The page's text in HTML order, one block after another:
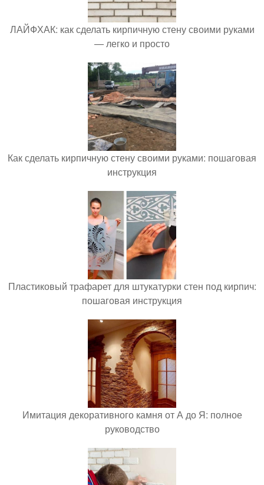
ЛАЙФХАК: как сделать кирпичную стену своими руками
— легко и просто
Как сделать кирпичную стену своими руками: пошаговая
инструкция
Пластиковый трафарет для штукатурки стен под кирпич:
пошаговая инструкция
Имитация декоративного камня от А до Я: полное
руководство